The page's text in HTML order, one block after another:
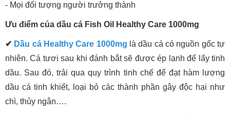
- Mọi đối tượng người trưởng thành
Ưu điểm của dầu cá Fish Oil Healthy Care 1000mg
✔ Dầu cá Healthy Care 1000mg là dầu cá có nguồn gốc tự
nhiên. Cá tươi sau khi đánh bắt sẽ được ép lạnh để lấy tinh
dầu. Sau đó, trải qua quy trình tinh chế để đạt hàm lượng
dầu cá tinh khiết, loại bỏ các thành phần gây độc hại như
chì, thủy ngân….